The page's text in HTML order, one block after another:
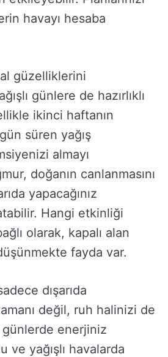
havayı hesaba
güzelliklerini
günlere de hazırlıklı
ikinci haftanın
süren yağış
almayı
doğanın canlanmasını
yapacağınız
Hangi etkinliği
olarak, kapalı alan
fayda var.
dışarıda
değil, ruh halinizi de
enerjiniz
ve yağışlı havalarda